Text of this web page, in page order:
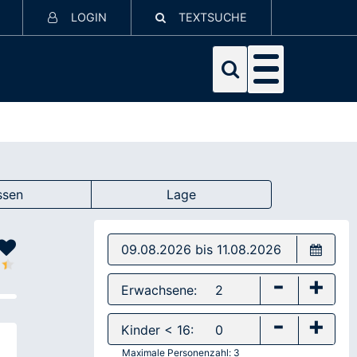
LOGIN TEXTSUCHE
Lage
Erwachsene: - +
Kinder < 16: - +
Maximale Personenzahl: 3